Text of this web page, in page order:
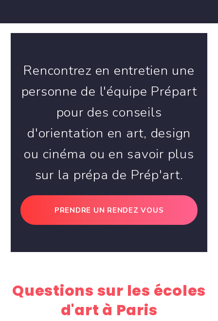
Rencontrez en entretien une
personne de l'équipe Prépart
pour des conseils
d'orientation en art, design
ou cinéma ou en savoir plus
sur la prépa de Prép'art.
PRENDRE UN RENDEZ VOUS
Questions sur les écoles
d'art à Paris